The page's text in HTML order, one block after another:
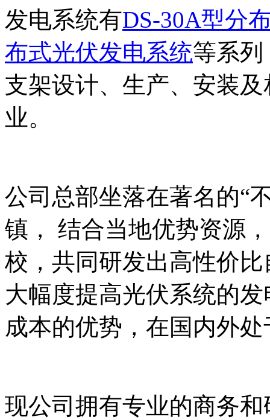
发电系统有DS-30A型分
布式光伏发电系统等系
支架设计、生产、安装
业。
公司总部坐落在著名的“
镇， 结合当地优势资源
校，共同研发出高性价
大幅度提高光伏系统的
成本的优势，在国内外
现公司拥有专业的商务